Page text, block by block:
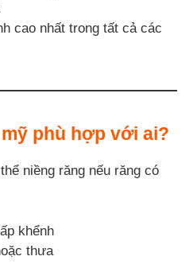
cao nhất trong tất cả các
phù hợp với ai?
niềng răng nếu răng có
khểnh
thưa